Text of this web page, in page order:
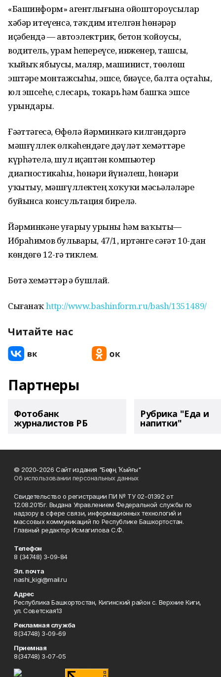
«Башинформ» агентлығына ойоштороусылар
хәбәр итеүенсә, тәҡдим ителгән һөнәрҙәр
иҫәбендә — автоэлектрик, бетон ҡойоусы,
водитель, урам һепереүсе, инженер, ташсы,
ҡыйыҡ ябыусы, маляр, машинист, төҙөлөш
эштәре монтажсыһы, эшсе, биҙәүсе, балта оҫтаһы,
юл эшсеһе, слесарь, токарь һәм башҡа эшсе
урындары.
Ғәҙәттәгесә, Өфөлә йәрминкәгә килгәндәргә
мәшғүллек өлкәһендәге дәүләт хеҙмәттәре
күрһәтелә, шул иҫәптән компьютер
диагностикаһы, һөнәри йүнәлеш, һөнәри
уҡытыу, мәшғүллектең хоҡуҡи мәсьәләләре
буйынса консультация бирелә.
Йәрминкәне уҙғарыу урыны һәм ваҡыты—
Ибраһимов бульвары, 47/1, иртәнге сәғәт 10-дан
көндөҙгө 12-гә тиклем.
Бөтә хеҙмәттәр ҙә бушлай.
Сығанаҡhttp://www.bashinform.ru/bash/1351489/
Читайте нас
Партнеры
Фотобанк
журналистов РБ
Рубрика "Еда и
напитки"
© 2020-2026 Сайт издания "Беҙҙең Ҡыйғы"
Об использовании персональных данных
Свидетельство о регистрации ПИ № ТУ 02-01392 от
12.08.2015г. Выдана Управлением Федеральной службы по
надзору в сфере связи, информационных технологий и
массовых коммуникаций по Республике Башкортостан.
Главный редактор Исмагилова С.Ф.
Телефон
8 (34748) 3-09-84
Эл. почта
nashi_kigi@mail.ru
Адрес
Республика Башкортостан, Кигинский район с. Верхние Киги,
ул. Советская13
Рекламная служба
8(34748) 3-09-69
Приемная
8(34748) 3-07-05